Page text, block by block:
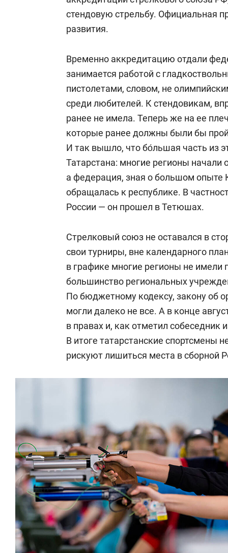
стендовую стрельбу. Официальная
развития.
Временно аккредитацию отдали
занимается работой с
пистолетами, словом, не
среди любителей. К стендовикам,
ранее не имела. Теперь же на ее
которые ранее должны были бы
И так вышло, что бо́льшая часть из
Татарстана: многие регионы начали
а федерация, зная о большом опыте
обращалась к республике. В
России — он прошел в Тетюшах.
Стрелковый союз не оставался в
свои турниры, вне календарного
в графике многие регионы не имели
большинство региональных
По бюджетному кодексу, закону об
могли далеко не все. А в конце
в правах и, как отметил собеседник
В итоге татарстанские спортсмены
рискуют лишиться места в сборной